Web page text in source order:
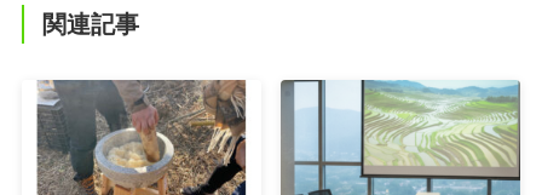
関連記事